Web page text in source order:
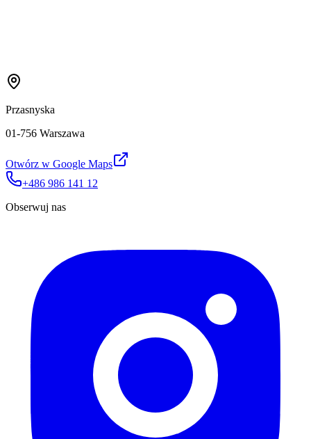
Przasnyska
01-756 Warszawa
Otwórz w Google Maps
+486 986 141 12
Obserwuj nas